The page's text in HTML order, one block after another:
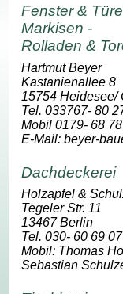
Fenster &
Markisen -
Rolladen &
Hartmut Beyer
Kastanienallee 8
15754 Heidesee/
Tel. 033767- 80
Mobil 0179- 68
E-Mail: beyer-
Dachdeckerei
Holzapfel &
Tegeler Str. 11
13467 Berlin
Tel. 030- 60 69
Mobil: Thomas
Sebastian